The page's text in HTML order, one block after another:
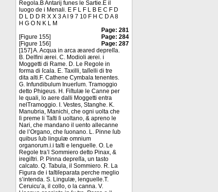
Regola.B Antarij funes le Sartie.E il
luogo de i Menali. E F L F L B E C F D
D L D D R X X 3 A I 9 7 10 F H C D A 8
H G O N K L M
Page: 281
[Figure 155]
Page: 284
[Figure 156]
Page: 287
[157] A. Acqua in arca æared depreſſa.
B. Delfini ærei. C. Modioli ærei. i
Moggetti di Rame. D. Le Regole in
forma di ſcala. E. Taxilli, taſſelli di tre
dita alti.F. Cathene Cymbala tenentes.
G. Infundibulum Inuerſum. Tramoggio
detto Phigeus. H. Fiſtulæ le Canne per
le quali, lo aere dalli Moggetti entra
nelTramoggio. I. Vestes, Stanghe. K.
Manubria, Manichi, che ogni uolta che
ſi preme li Taſti ſi uoltano, & apreno le
Nari, che mandano il uento allecanne
de l’Organo, che ſuonano. L. Pinne ſub
quibus ſub lingulæ omnium
organorum.i.i taſti e lenguelle. O. Le
Regole tra’l Sommiero detto Pinax, &
iregiſtri. P. Pinna depreſſa, un tasto
calcato. Q. Tabula, il Sommiero. R. La
Figura de i taſtiſeparata perche meglio
s’intenda. S. Lingulæ, lenguelle.T.
Ceruicu’a, il collo, o la canna. V.